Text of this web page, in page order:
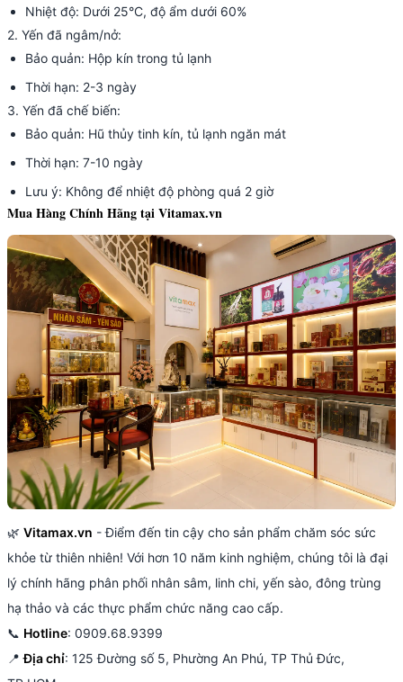
Nhiệt độ: Dưới 25°C, độ ẩm dưới 60%
2. Yến đã ngâm/nở:
Bảo quản: Hộp kín trong tủ lạnh
Thời hạn: 2-3 ngày
3. Yến đã chế biến:
Bảo quản: Hũ thủy tinh kín, tủ lạnh ngăn mát
Thời hạn: 7-10 ngày
Lưu ý: Không để nhiệt độ phòng quá 2 giờ
Mua Hàng Chính Hãng tại Vitamax.vn
🌿 Vitamax.vn - Điểm đến tin cậy cho sản phẩm chăm sóc sức
khỏe từ thiên nhiên! Với hơn 10 năm kinh nghiệm, chúng tôi là đại
lý chính hãng phân phối nhân sâm, linh chi, yến sào, đông trùng
hạ thảo và các thực phẩm chức năng cao cấp.
📞 Hotline: 0909.68.9399
📍Địa chỉ: 125 Đường số 5, Phường An Phú, TP Thủ Đức,